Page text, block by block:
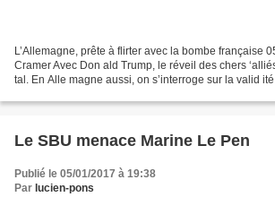
L’Allemagne, prête à flirter avec la bombe française
Cramer Avec Don ald Trump, le réveil des chers
tal. En Alle magne aussi, on s’interroge sur la valid
Le SBU menace Marine Le Pen
Publié le 05/01/2017 à 19:38
Par lucien-pons